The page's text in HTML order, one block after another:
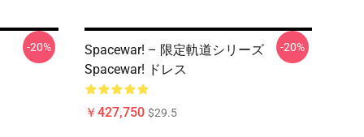
-20%
Spacewar! – 限定軌道シリーズ
Spacewar! ドレス
￥427,750 $29.5
-20%